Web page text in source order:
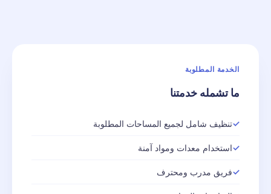
الخدمة المطلوبة
ما تشمله خدمتنا
تنظيف شامل لجميع المساحات المطلوبة
استخدام معدات ومواد آمنة
فريق مدرب ومحترف